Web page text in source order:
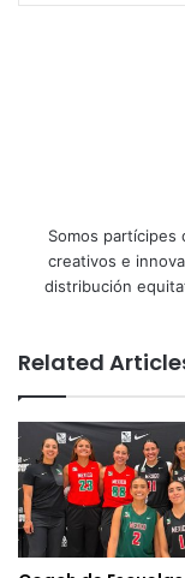
Somos partícipes
creativos e
distribución
Related